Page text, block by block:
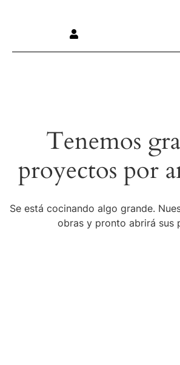
Tenemos
proyectos por
Se está cocinando algo grande.
obras y pronto abrirá sus